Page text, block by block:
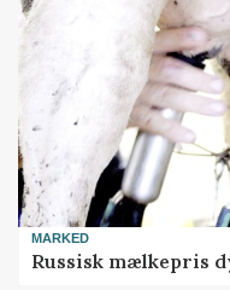
MARKED
Russisk mælkepris